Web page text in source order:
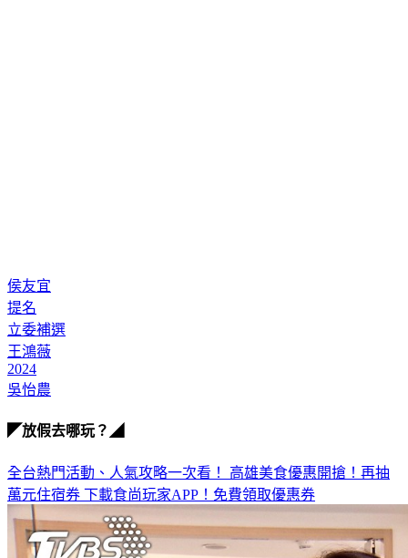
侯友宜
提名
立委補選
王鴻薇
2024
吳怡農
◤放假去哪玩？◢
全台熱門活動、人氣攻略一次看！ 高雄美食優惠開搶！再抽
萬元住宿券 下載食尚玩家APP！免費領取優惠券